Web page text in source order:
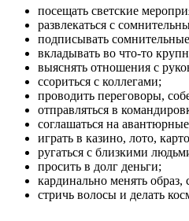
посещать светские
развлекаться с
подписывать
вкладывать во что-то
выяснять отношения с
ссориться с коллегами;
проводить переговоры,
отправляться в
соглашаться на
играть в казино, лото,
ругаться с близкими
просить в долг деньги;
кардинально менять образ,
стричь волосы и делать